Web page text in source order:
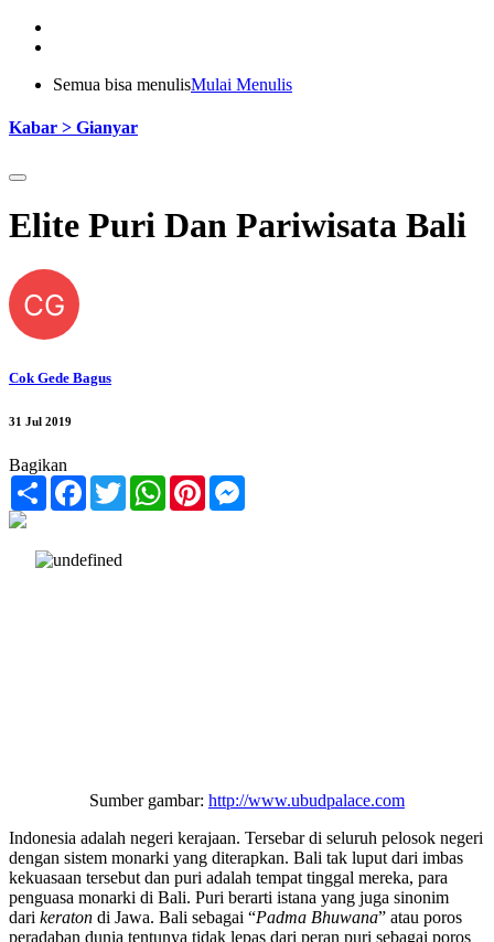
Semua bisa menulisMulai Menulis
Kabar > Gianyar
Elite Puri Dan Pariwisata Bali
CG
Cok Gede Bagus
31 Jul 2019
Bagikan
Share FacebookTwitterWhatsApp
Pinterest
Sumber gambar: http://www.ubudpalace.com
Indonesia adalah negeri kerajaan. Tersebar di seluruh pelosok negeri
dengan sistem monarki yang diterapkan. Bali tak luput dari imbas
kekuasaan tersebut dan puri adalah tempat tinggal mereka, para
penguasa monarki di Bali. Puri berarti istana yang juga sinonim
dari keraton di Jawa. Bali sebagai “Padma Bhuwana” atau poros
peradaban dunia tentunya tidak lepas dari peran puri sebagai poros